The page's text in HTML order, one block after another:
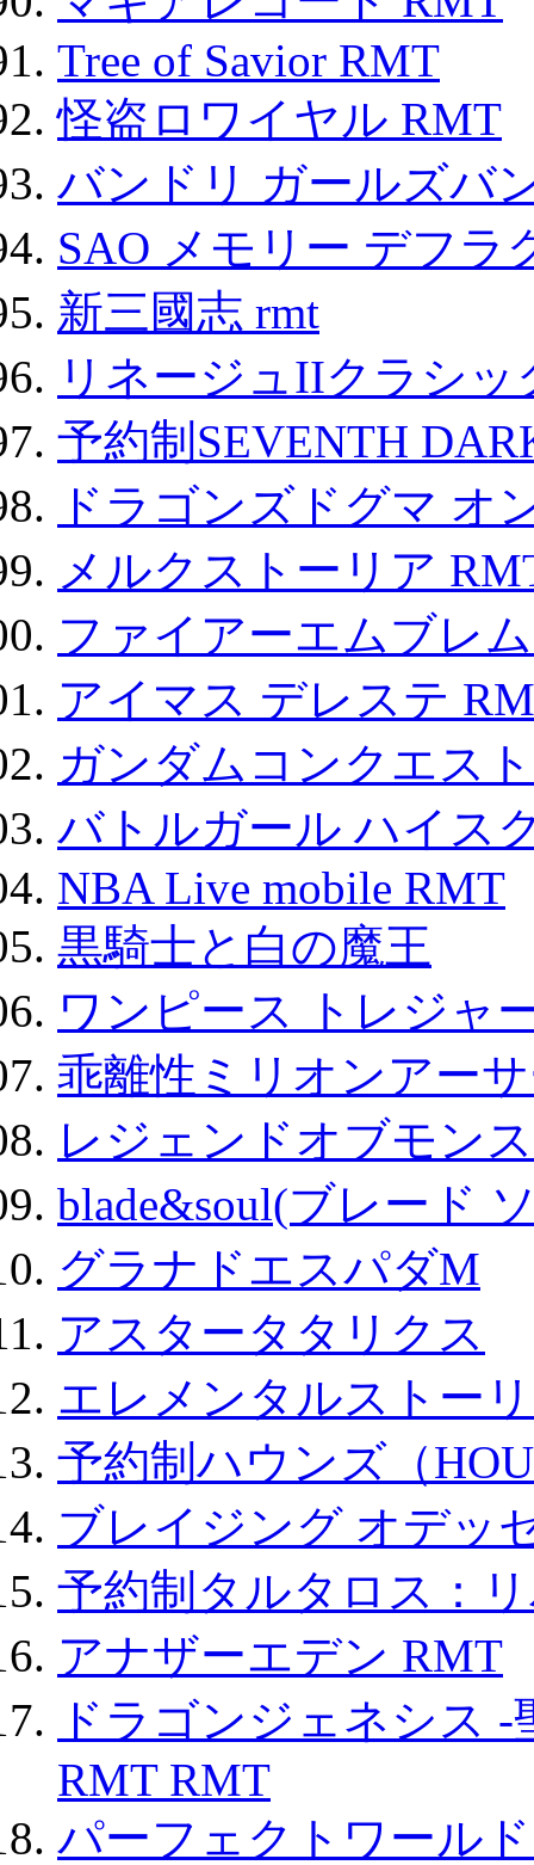
Tree of Savior RMT
怪盗ロワイヤル RMT
バンドリ ガールズバ
SAO メモリー デフラ
新三國志 rmt
リネージュIIクラシ
予約制SEVENTH
ドラゴンズドグマ オ
メルクストーリア
ファイアーエムブレ
アイマス デレステ
ガンダムコンクエスト
バトルガール ハイス
NBA Live mobile RMT
黒騎士と白の魔王
ワンピース トレジャ
乖離性ミリオンアー
レジェンドオブモン
blade&soul(ブレード
グラナドエスパダM
アスタータタリクス
エレメンタルストー
予約制ハウンズ（
ブレイジング オデッ
予約制タルタロス：
アナザーエデン RMT
ドラゴンジェネシス
RMT RMT
パーフェクトワール